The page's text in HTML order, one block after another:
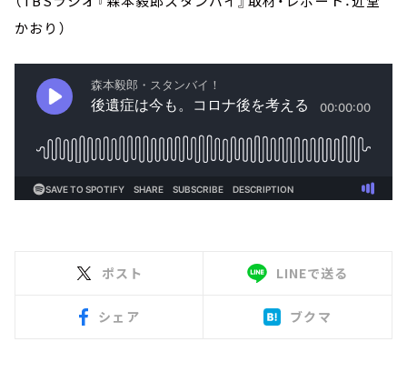
かおり）
ポスト LINEで送る
シェア ブクマ